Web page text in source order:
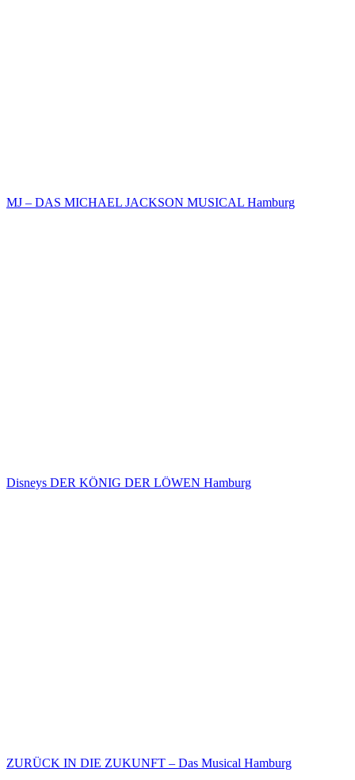
MJ – DAS MICHAEL JACKSON MUSICAL Hamburg
Disneys DER KÖNIG DER LÖWEN Hamburg
ZURÜCK IN DIE ZUKUNFT – Das Musical Hamburg